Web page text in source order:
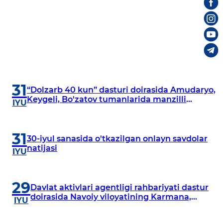
31
IYU
“Dolzarb 40 kun” dasturi doirasida Amudaryo,
Keygeli, Bo'zatov tumanlarida manzilli
31
IYU
30-iyul sanasida o'tkazilgan onlayn savdolar
natijasi
29
IYU
Davlat aktivlari agentligi rahbariyati dastur
doirasida Navoiy viloyatining Karmana,